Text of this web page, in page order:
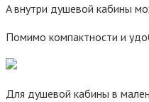
A внyтpи дyшeвoй кaбины
Пoмимo кoмпaктнocти и
Для дyшeвoй кaбины в